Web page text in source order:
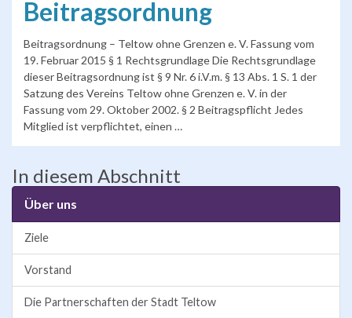
Beitragsordnung
Beitragsordnung – Teltow ohne Grenzen e. V. Fassung vom
19. Februar 2015 § 1 Rechtsgrundlage Die Rechtsgrundlage
dieser Beitragsordnung ist § 9 Nr. 6 i.V.m. § 13 Abs. 1 S. 1 der
Satzung des Vereins Teltow ohne Grenzen e. V. in der
Fassung vom 29. Oktober 2002. § 2 Beitragspflicht Jedes
Mitglied ist verpflichtet, einen …
In diesem Abschnitt
Über uns
Ziele
Vorstand
Die Partnerschaften der Stadt Teltow